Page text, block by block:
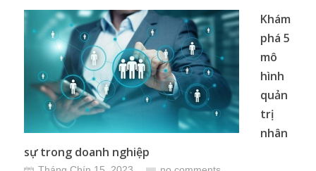
Khám
phá 5
mô
hình
quản
trị
nhân
sự trong doanh nghiệp